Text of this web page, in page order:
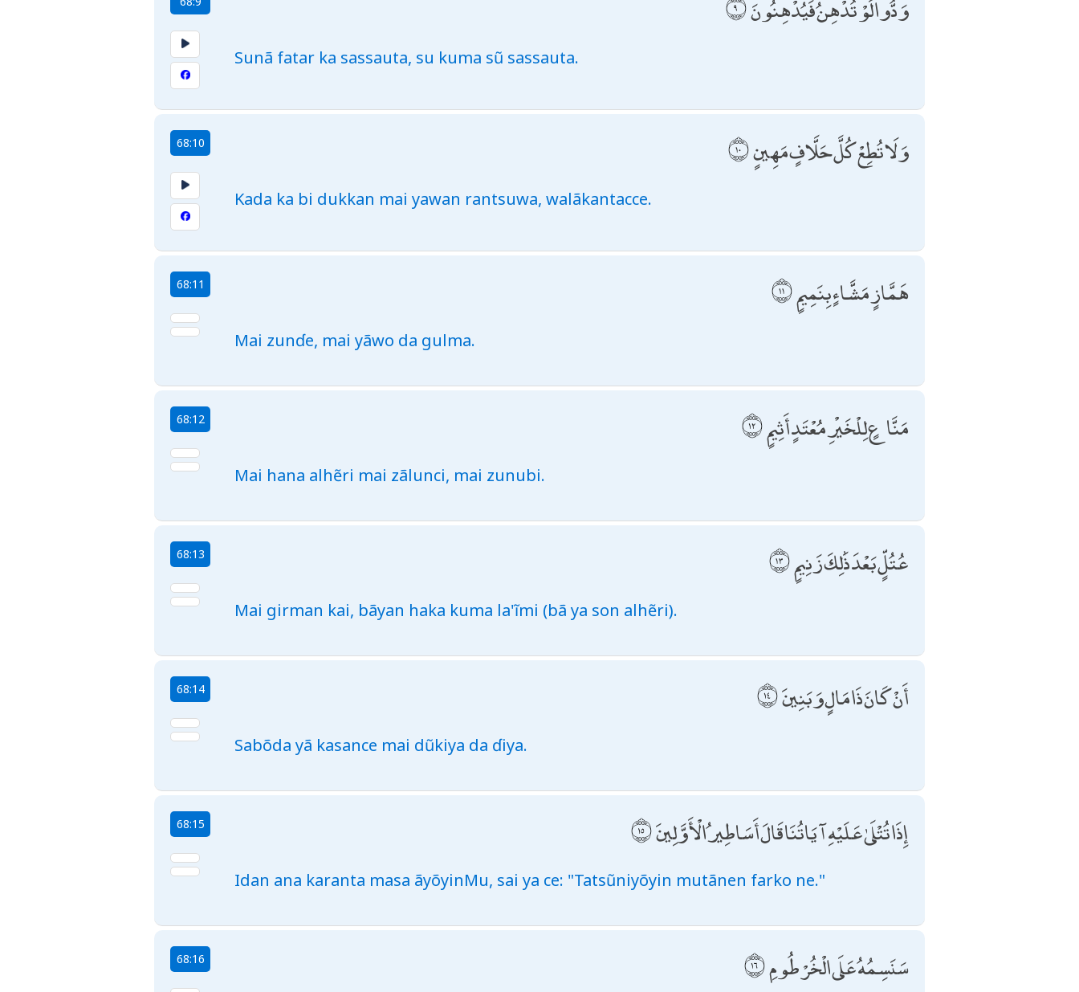
وَدُّوا لَوْ تُدْهِنُ فَيُدْهِنُونَ
Sunã fatar ka sassauta, su kuma sũ sassauta.
68:10 وَلَا تُطِعْ كُلَّ حَلَّافٍ مَهِينٍ
Kada ka bi dukkan mai yawan rantsuwa, walãkantacce.
68:11 هَمَّازٍ مَشَّاءٍ بِنَمِيمٍ
Mai zunɗe, mai yãwo da gulma.
68:12 مَنَّاعٍ لِلْخَيْرِ مُعْتَدٍ أَثِيمٍ
Mai hana alhẽri mai zãlunci, mai zunubi.
68:13 عُتُلٍّ بَعْدَ ذَٰلِكَ زَنِيمٍ
Mai girman kai, bãyan haka kuma la'ĩmi (bã ya son alhẽri).
68:14 أَنْ كَانَ ذَا مَالٍ وَبَنِينَ
Sabõda yã kasance mai dũkiya da ɗiya.
68:15 إِذَا تُتْلَىٰ عَلَيْهِ آيَاتُنَا قَالَ أَسَاطِيرُ الْأَوَّلِينَ
Idan ana karanta masa ãyõyinMu, sai ya ce: "Tatsũniyõyin mutãnen farko ne."
68:16 سَنَسِمُهُ عَلَى الْخُرْطُومِ